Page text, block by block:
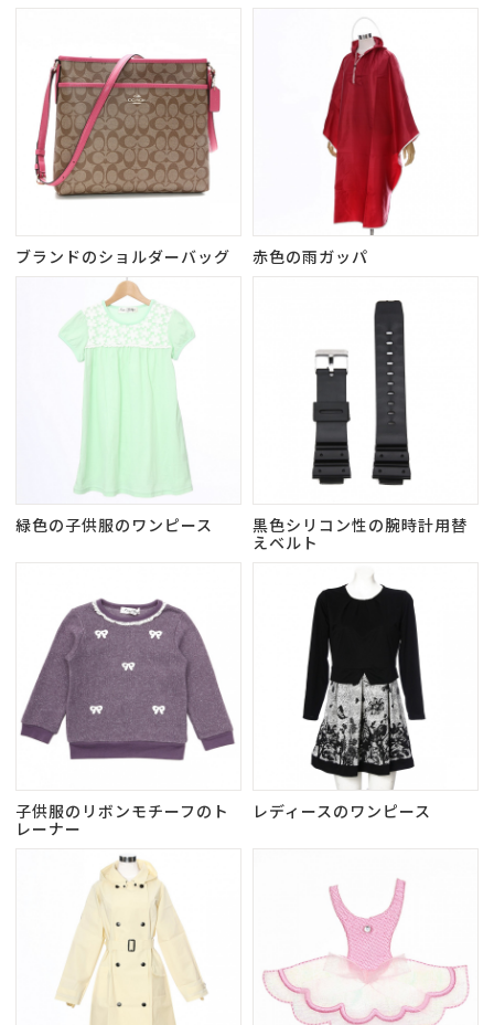
ブランドのショルダーバッグ 赤色の雨ガッパ
緑色の子供服のワンピース
黒色シリコン性の腕時計用替
えベルト
子供服のリボンモチーフのト
レーナー
レディースのワンピース